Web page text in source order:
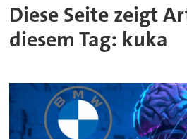
Diese Seite zeigt
diesem Tag: kuka